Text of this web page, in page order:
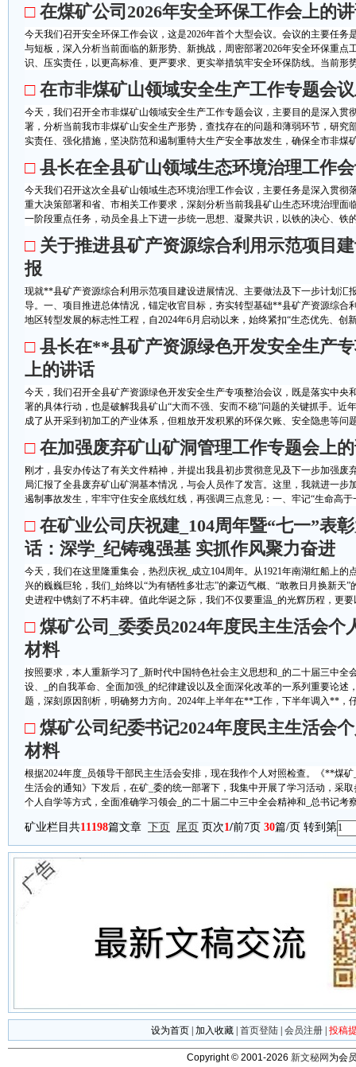
□ 在煤矿公司2026年安全环保工作会上的
今天我们召开安全环保工作会议，这是2026年首个大型会议。会议的主要任务
与短板，深入分析当前面临的新形势、新挑战，周密部署2026年安全环保重点
识、压实责任，以更高标准、更严要求、更实举措筑牢安全环保防线。当前形
□ 在市非煤矿山领域安全生产工作专题会
今天，我们召开全市非煤矿山领域安全生产工作专题会议，主要目的是深入贯
署，分析当前我市非煤矿山安全生产形势，查找存在的问题和薄弱环节，研究
实责任、强化措施，坚决防范和遏制重特大生产安全事故发生，确保全市非煤
□ 县长在全县矿山领域生态环境治理工作
今天我们召开这次全县矿山领域生态环境治理工作会议，主要任务是深入贯彻
重大决策部署和省、市相关工作要求，深刻分析当前我县矿山生态环境治理面
一阶段重点任务，动员全县上下进一步统一思想、凝聚共识，以铁的决心、铁
□ 关于推进县矿产资源综合利用示范项目
报
现就**县矿产资源综合利用示范项目建设进展情况、主要做法及下一步计划汇
导。一、项目推进总体情况，锚定收官目标，夯实转型基础**县矿产资源综合
地区转型发展的标志性工程，自2024年6月启动以来，始终紧扣“生态优先、创
□ 县长在**县矿产资源绿色开发安全生产
上的讲话​
今天，我们召开全县矿产资源绿色开发安全生产专项整治会议，既是落实中央
署的具体行动，也是破解我县矿山“大而不强、安而不稳”问题的关键抓手。近
成了从开采到初加工的产业体系，但粗放开发积累的环保欠账、安全隐患等问
□ 在加强废弃矿山矿洞管理工作专题会上
刚才，县安办传达了有关文件精神，并提出我县初步贯彻意见及下一步加强废
局汇报了全县废弃矿山矿洞基本情况，与会人员作了发言。这里，我就进一步
遏制事故发生，牢牢守住安全底线红线，再强调三点意见：一、牢记“生命高于
□ 在矿业公司庆祝建_104周年暨“七一”表
话：深学_纪铸魂强基 实抓作风聚力奋进
今天，我们在这里隆重集会，热烈庆祝_成立104周年。从1921年南湖红船上的
兴的巍巍巨轮，我们_始终以“为有牺牲多壮志”的豪迈气概、“敢教日月换新天
史进程中镌刻了不朽丰碑。值此华诞之际，我们不仅要重温_的光辉历程，更要
□ 煤矿公司_委委员2024年度民主生活会个
材料
按照要求，本人重新学习了_新时代中国特色社会主义思想和_的二十届三中全
设、_的自我革命、全面加强_的纪律建设以及全面深化改革的一系列重要论述
题，深刻原因剖析，明确努力方向。2024年上半年在**工作，下半年调入**，
□ 煤矿公司纪委书记2024年度民主生活会
材料
根据2024年度_员领导干部民主生活会安排，现在我作个人对照检查。《**煤
生活会的通知》下发后，在矿_委的统一部署下，我集中开展了学习活动，采
个人自学等方式，全面准确学习领会_的二十届二中三中全会精神和_总书记考
矿业栏目共11198篇文章 下页 尾页 页次1/前7页 30篇/页 转到第
设为首页 加入收藏 首页登陆 会员注册 投稿
Copyright © 2001-2026 新文秘网 为会